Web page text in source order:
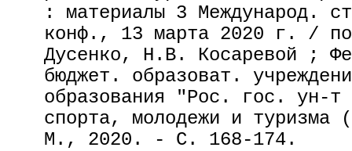
: материалы 3 Международ.
конф., 13 марта 2020 г. /
Дусенко, Н.В. Косаревой ;
бюджет. образоват.
образования "Рос. гос. ун-т
спорта, молодежи и
М., 2020. - С. 168-174.